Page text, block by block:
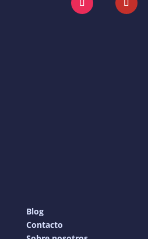
Instagram YouTube
Blog
Contacto